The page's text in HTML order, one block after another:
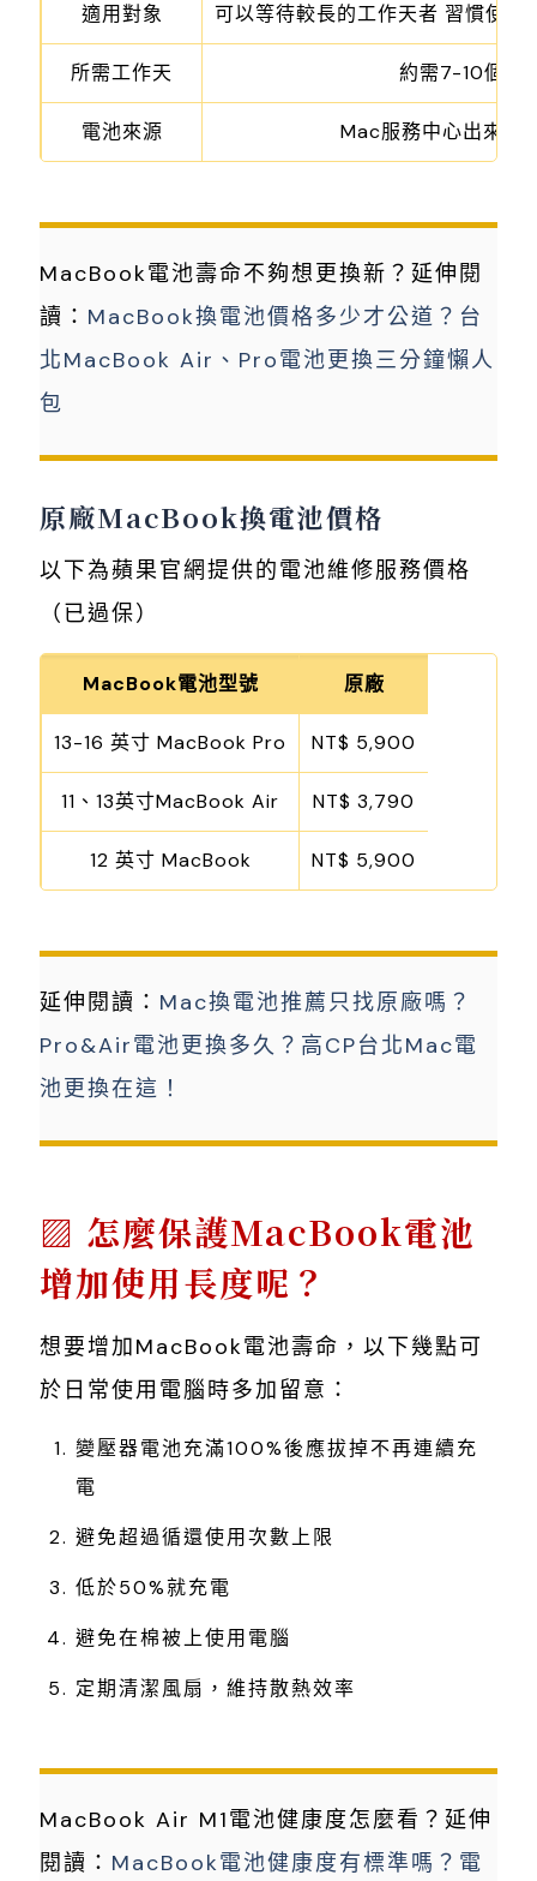
適用對象 可以等待較長的工作天者 習慣使用
所需工作天 約需7-10個工
電池來源 Mac服務中心出來的
MacBook電池壽命不夠想更換新？延伸閱
讀： MacBook換電池價格多少才公道？台
北MacBook Air、Pro電池更換三分鐘懶人
包
原廠MacBook換電池價格
以下為蘋果官網提供的電池維修服務價格
（已過保）
MacBook電池型號 原廠
13-16 英寸 MacBook Pro NT$ 5,900
11、13英寸MacBook Air NT$ 3,790
12 英寸 MacBook NT$ 5,900
延伸閱讀： Mac換電池推薦只找原廠嗎？
Pro&Air電池更換多久？高CP台北Mac電
池更換在這！
怎麼保護MacBook電池
增加使用長度呢？
想要增加MacBook電池壽命，以下幾點可
於日常使用電腦時多加留意：
變壓器電池充滿100%後應拔掉不再連續充
電
避免超過循還使用次數上限
低於50%就充電
避免在棉被上使用電腦
定期清潔風扇，維持散熱效率
MacBook Air M1電池健康度怎麼看？延伸
閱讀： MacBook電池健康度有標準嗎？電